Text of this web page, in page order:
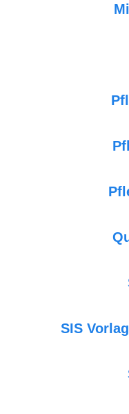
SIS